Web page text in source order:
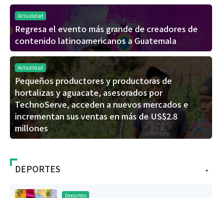
Actualidad
Regresa el evento más grande de creadores de
contenido latinoamericanos a Guatemala
Actualidad
Pequeños productores y productoras de
hortalizas y aguacate, asesorados por
TechnoServe, acceden a nuevos mercados e
incrementan sus ventas en más de US$2.8
millones
+
DEPORTES
Deportes